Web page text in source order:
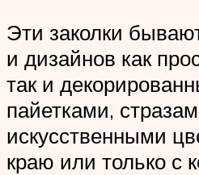
Эти заколки
и дизайнов как
так и
пайетками,
искусственными
краю или только с